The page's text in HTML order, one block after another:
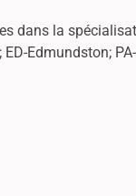
dans la
Edmundston;